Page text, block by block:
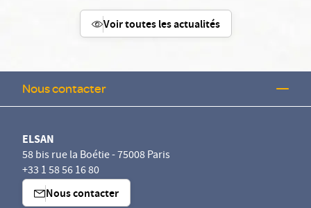
Voir toutes les actualités
Nous contacter
ELSAN
58 bis rue la Boétie - 75008 Paris
+33 1 58 56 16 80
Nous contacter